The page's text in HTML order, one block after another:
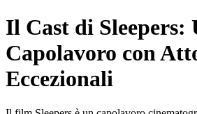
Il Cast di Sleepers:
Capolavoro con
Eccezionali